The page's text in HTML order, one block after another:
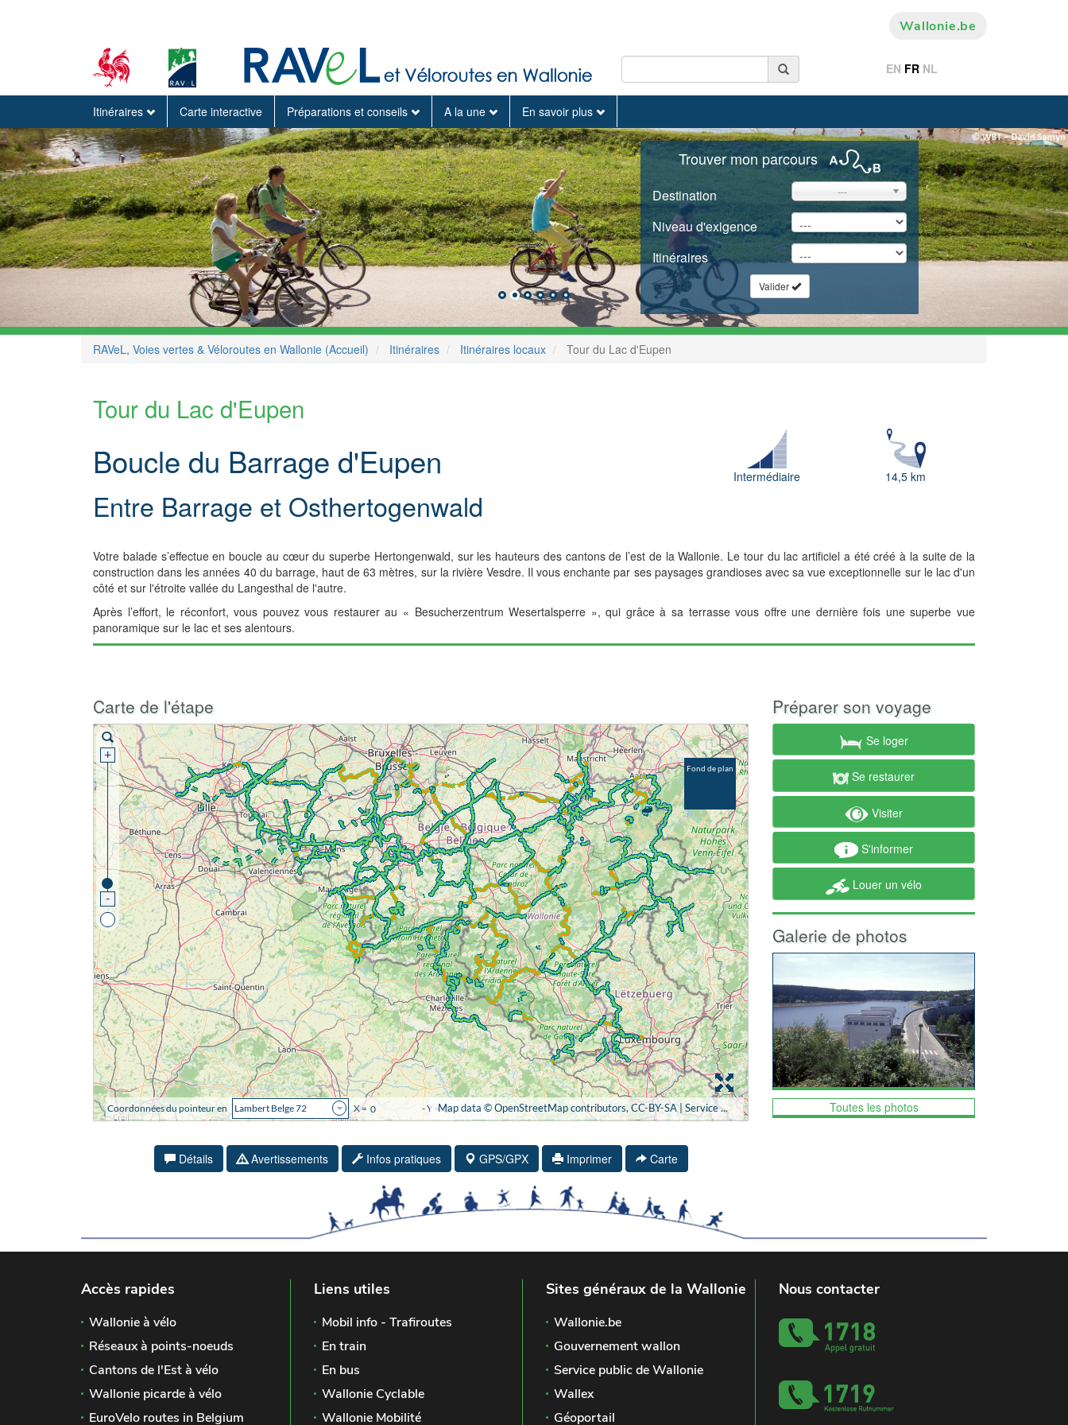
Wallonie.be
EN FR NL
Itinéraires Carte interactive Préparations et conseils A la une En savoir plus
Trouver mon parcours
Destination ---
Niveau d'exigence
Itinéraires
Valider
RAVeL, Voies vertes & Véloroutes en Wallonie (Accueil) Itinéraires Itinéraires locaux Tour du Lac d'Eupen
Tour du Lac d'Eupen
Boucle du Barrage d'Eupen
Entre Barrage et Osthertogenwald
Intermédiaire 14,5 km
Votre balade s’effectue en boucle au cœur du superbe Hertongenwald, sur les hauteurs des cantons de l’est de la Wallonie. Le tour du lac artificiel a été créé à la suite de la
construction dans les années 40 du barrage, haut de 63 mètres, sur la rivière Vesdre. Il vous enchante par ses paysages grandioses avec sa vue exceptionnelle sur le lac d'un
côté et sur l'étroite vallée du Langesthal de l'autre.
Après l’effort, le réconfort, vous pouvez vous restaurer au « Besucherzentrum Wesertalsperre », qui grâce à sa terrasse vous offre une dernière fois une superbe vue
panoramique sur le lac et ses alentours.
Carte de l'étape
Détails Avertissements Infos pratiques GPS/GPX Imprimer Carte
Préparer son voyage
Se loger
Se restaurer
Visiter
S'informer
Louer un vélo
Galerie de photos
Toutes les photos
Accès rapides
Wallonie à vélo
Réseaux à points-noeuds
Cantons de l'Est à vélo
Wallonie picarde à vélo
EuroVelo routes in Belgium
Liens utiles
Mobil info - Trafiroutes
En train
En bus
Wallonie Cyclable
Wallonie Mobilité
Sites généraux de la Wallonie
Wallonie.be
Gouvernement wallon
Service public de Wallonie
Wallex
Géoportail
Nous contacter